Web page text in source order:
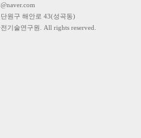
원구 해안로 43(성곡동)
기술연구원. All rights reserved.